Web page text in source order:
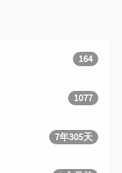
164
1077
7年305天